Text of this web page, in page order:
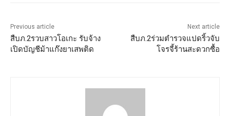
Previous article
สืบภ.2รวบสาวโอเกะ รับจ้าง
เปิดบัญชีม้าแก๊งยาเสพติด
Next article
สืบภ.2ร่วมตำรวจแปดริ้วจับ
โจรจี้ร้านสะดวกซื้อ